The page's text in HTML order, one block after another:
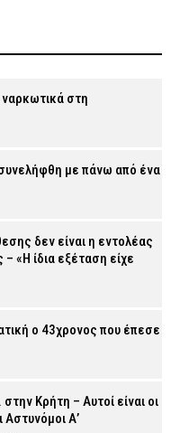
στη
με πάνω από ένα
δεν είναι η εντολέας
«Η ίδια εξέταση είχε
ο 43χρονος που έπεσε
Κρήτη – Αυτοί είναι οι
Αστυνόμοι Α’